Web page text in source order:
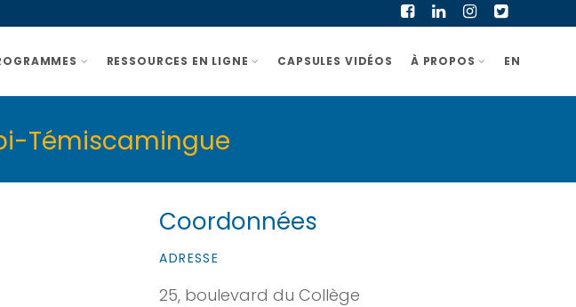
RESSOURCES EN LIGNE CAPSULES VIDÉOS À PROPOS EN
Témiscamingue
Coordonnées
ADRESSE
25, boulevard du Collège